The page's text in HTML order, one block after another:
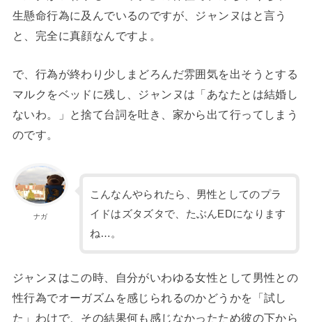
生懸命行為に及んでいるのですが、ジャンヌはと言う
と、完全に真顔なんですよ。
で、行為が終わり少しまどろんだ雰囲気を出そうとする
マルクをベッドに残し、ジャンヌは「あなたとは結婚し
ないわ。」と捨て台詞を吐き、家から出て行ってしまう
のです。
ナガ
こんなんやられたら、男性としてのプラ
イドはズタズタで、たぶんEDになります
ね…。
ジャンヌはこの時、自分がいわゆる女性として男性との
性行為でオーガズムを感じられるのかどうかを「試し
た」わけで、その結果何も感じなかったため彼の下から